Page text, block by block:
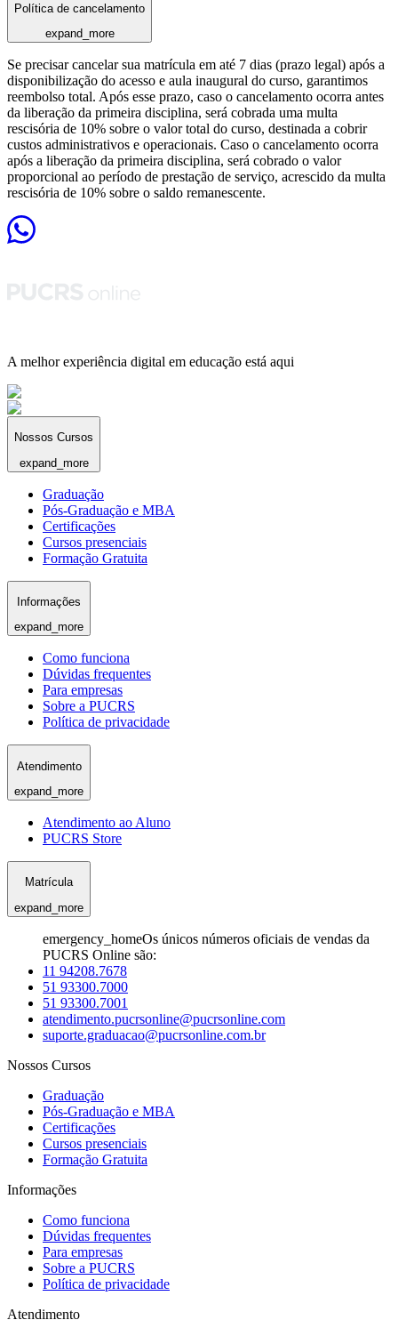
Política de cancelamento
expand_more
Se precisar cancelar sua matrícula em até 7 dias (prazo legal) após a
disponibilização do acesso e aula inaugural do curso, garantimos
reembolso total. Após esse prazo, caso o cancelamento ocorra antes
da liberação da primeira disciplina, será cobrada uma multa
rescisória de 10% sobre o valor total do curso, destinada a cobrir
custos administrativos e operacionais. Caso o cancelamento ocorra
após a liberação da primeira disciplina, será cobrado o valor
proporcional ao período de prestação de serviço, acrescido da multa
rescisória de 10% sobre o saldo remanescente.
A melhor experiência digital em educação está aqui
Nossos Cursos
expand_more
Graduação
Pós-Graduação e MBA
Certificações
Cursos presenciais
Formação Gratuita
Informações
expand_more
Como funciona
Dúvidas frequentes
Para empresas
Sobre a PUCRS
Política de privacidade
Atendimento
expand_more
Atendimento ao Aluno
PUCRS Store
Matrícula
expand_more
emergency_homeOs únicos números oficiais de vendas da
PUCRS Online são:
11 94208.7678
51 93300.7000
51 93300.7001
atendimento.pucrsonline@pucrsonline.com
suporte.graduacao@pucrsonline.com.br
Nossos Cursos
Graduação
Pós-Graduação e MBA
Certificações
Cursos presenciais
Formação Gratuita
Informações
Como funciona
Dúvidas frequentes
Para empresas
Sobre a PUCRS
Política de privacidade
Atendimento